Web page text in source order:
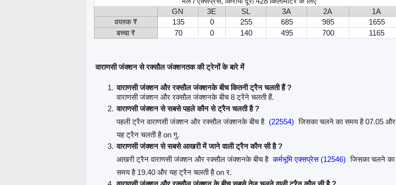
GN
3E SL 3A 2A
1A
वयस्क ₹
135 0 255 685 985
1655
बच्चा ₹
70 0 140 495 700 1165
वाराणसी जंक्शन से रक्सौल जंक्शनतक की ट्रेनों के बारे में
वाराणसी जंक्शन और रक्सौल जंक्शनके बीच कितनी ट्रैन चलती हैं ?
वाराणसी जंक्शन और रक्सौल जंक्शनके बीच 8 ट्रेंने चलती हैं.
वाराणसी जंक्शन से सबसे पहले कौन से ट्रैन चलती है ?
पहली ट्रैन वाराणसी जंक्शन और रक्सौल जंक्शनके बीच है (22554) जिसका चलने का समय है 07.05 और
यह ट्रैन चलती है on गु.
वाराणसी जंक्शन से सबसे आखरी में जाने वाली ट्रैन कौन सी है ?
आखरी ट्रैन वाराणसी जंक्शन और रक्सौल जंक्शनके बीच है कर्मभूमि एक्सप्रेस (12546) जिसका चलने का
समय है 19.40 और यह ट्रैन चलती है on र.